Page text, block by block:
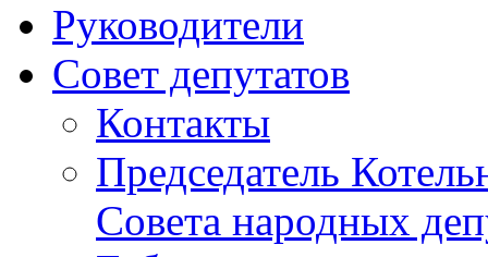
Руководители
Совет депутатов
Контакты
Председатель
Совета народных